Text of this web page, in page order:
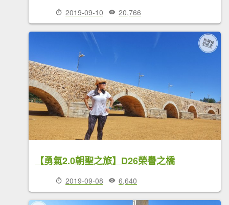
2019-09-10 20,766
【勇氣2.0朝聖之旅】D26榮譽之橋
2019-09-08 6,640